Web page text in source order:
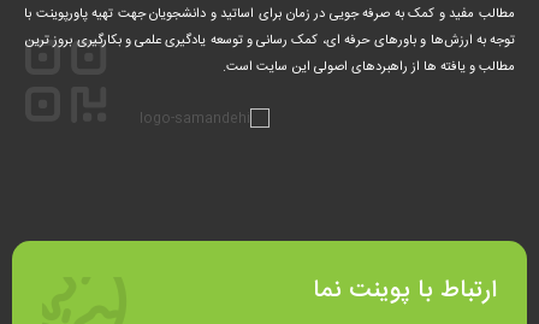
مطالب مفید و کمک‌ به صرفه جویی در زمان برای اساتید و دانشجویان جهت تهیه پاورپوینت با
توجه به ارزش‌ها و باورهای حرفه ای، کمک‌ رسانی و توسعه یادگیری علمی و بکارگیری بروز ترین
مطالب و یافته ها از راهبردهای اصولی این سایت است.
ارتباط با پوینت نما